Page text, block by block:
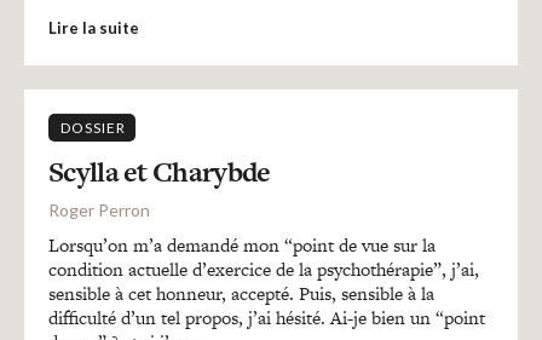
Lire la suite
DOSSIER
Scylla et Charybde
Roger Perron
Lorsqu’on m’a demandé mon “point de vue sur la
condition actuelle d’exercice de la psychothérapie”, j’ai,
sensible à cet honneur, accepté. Puis, sensible à la
difficulté d’un tel propos, j’ai hésité. Ai-je bien un “point